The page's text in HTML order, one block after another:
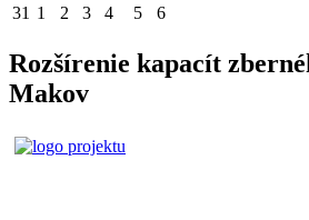
31 1 2 3 4 5 6
Rozšírenie kapacít
Makov